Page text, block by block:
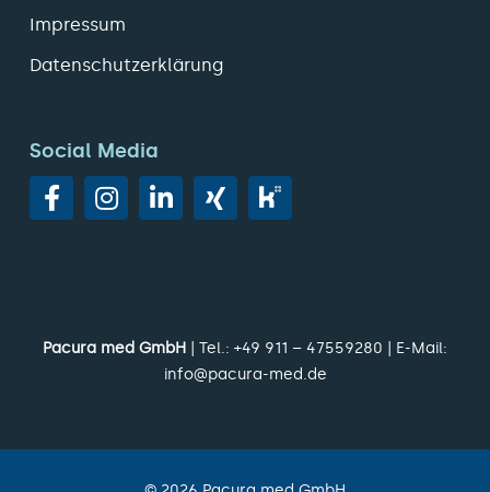
Impressum
Datenschutzerklärung
Social Media
Pacura med GmbH | Tel.: +49 911 – 47559280 | E-Mail:
info@pacura-med.de